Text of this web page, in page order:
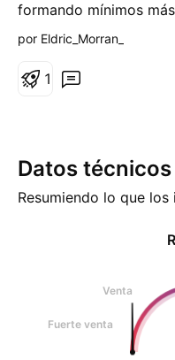
formando mínimos
mientras se mantiene
Un retroceso reciente
permanecen activos
que el precio vuelve a
sopo
por Eldric_Morran_
1
Datos técnicos
Resumiendo lo que
Venta
Fuerte venta